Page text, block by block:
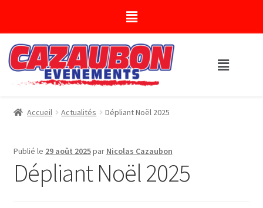
Accueil Actualités Dépliant Noël 2025
Publié le 29 août 2025par Nicolas Cazaubon
Dépliant Noël 2025